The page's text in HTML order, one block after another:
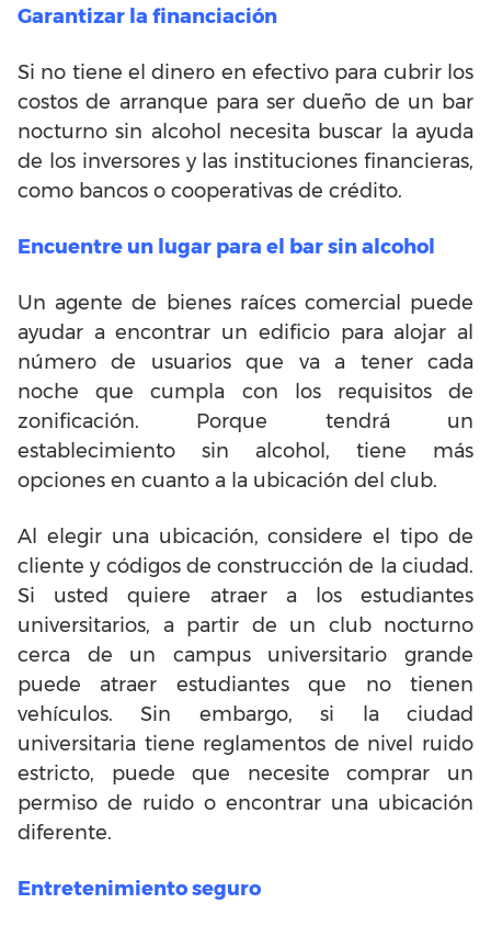
Garantizar la financiación
Si no tiene el dinero en efectivo para cubrir los
costos de arranque para ser dueño de un bar
nocturno sin alcohol necesita buscar la ayuda
de los inversores y las instituciones financieras,
como bancos o cooperativas de crédito.
Encuentre un lugar para el bar sin alcohol
Un agente de bienes raíces comercial puede
ayudar a encontrar un edificio para alojar al
número de usuarios que va a tener cada
noche que cumpla con los requisitos de
zonificación. Porque tendrá un
establecimiento sin alcohol, tiene más
opciones en cuanto a la ubicación del club.
Al elegir una ubicación, considere el tipo de
cliente y códigos de construcción de la ciudad.
Si usted quiere atraer a los estudiantes
universitarios, a partir de un club nocturno
cerca de un campus universitario grande
puede atraer estudiantes que no tienen
vehículos. Sin embargo, si la ciudad
universitaria tiene reglamentos de nivel ruido
estricto, puede que necesite comprar un
permiso de ruido o encontrar una ubicación
diferente.
Entretenimiento seguro